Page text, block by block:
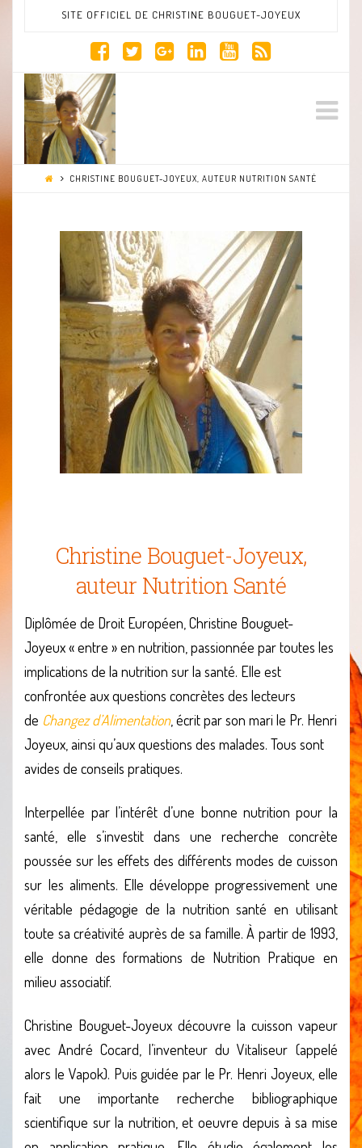
SITE OFFICIEL DE CHRISTINE BOUGUET-JOYEUX
Site
Officiel
de
Christine
Bouguet
Joyeux
CHRISTINE BOUGUET-JOYEUX, AUTEUR NUTRITION SANTÉ
Christine Bouguet-Joyeux,
auteur Nutrition Santé
Diplômée de Droit Européen, Christine Bouguet-
Joyeux « entre » en nutrition, passionnée par toutes les
implications de la nutrition sur la santé. Elle est
confrontée aux questions concrètes des lecteurs
de Changez d’Alimentation, écrit par son mari le Pr. Henri
Joyeux, ainsi qu’aux questions des malades. Tous sont
avides de conseils pratiques.
Interpellée par l’intérêt d’une bonne nutrition pour la
santé, elle s’investit dans une recherche concrète
poussée sur les effets des différents modes de cuisson
sur les aliments. Elle développe progressivement une
véritable pédagogie de la nutrition santé en utilisant
toute sa créativité auprès de sa famille. À partir de 1993,
elle donne des formations de Nutrition Pratique en
milieu associatif.
Christine Bouguet-Joyeux découvre la cuisson vapeur
avec André Cocard, l’inventeur du Vitaliseur (appelé
alors le Vapok). Puis guidée par le Pr. Henri Joyeux, elle
fait une importante recherche bibliographique
scientifique sur la nutrition, et oeuvre depuis à sa mise